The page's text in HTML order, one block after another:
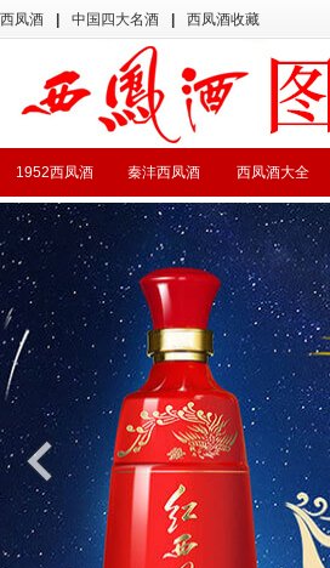
西凤酒 中国四大名酒 西凤酒收藏
西凤酒大全
秦沣西凤酒
1952西凤酒